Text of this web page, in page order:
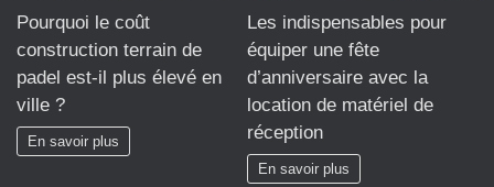
Pourquoi le coût
construction terrain de
padel est-il plus élevé en
ville ?
En savoir plus
Les indispensables pour
équiper une fête
d’anniversaire avec la
location de matériel de
réception
En savoir plus